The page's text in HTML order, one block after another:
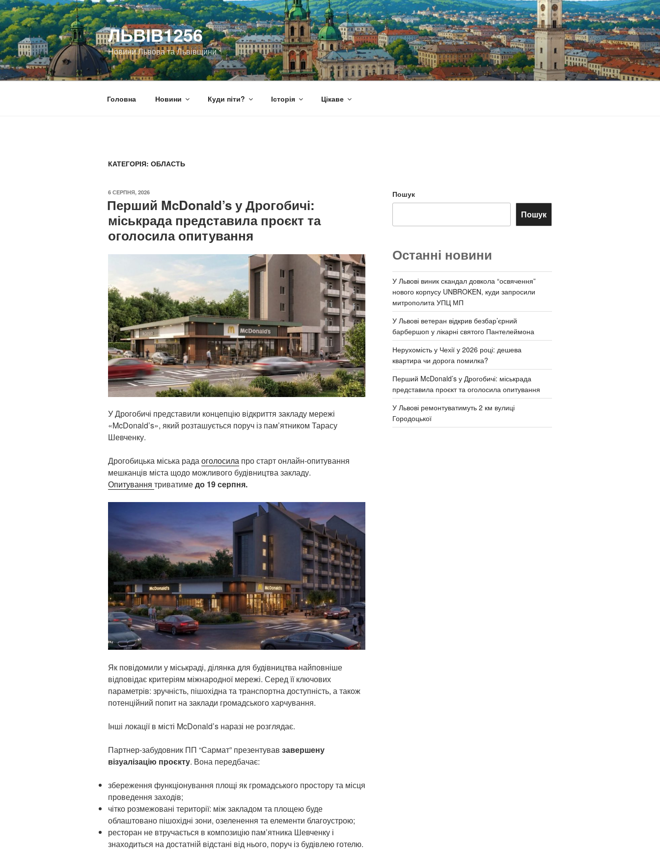
Перейти
до
вмісту
ЛЬВІВ1256
Новини Львова та Львівщини
Головна Новини Куди піти? Історія Цікаве
КАТЕГОРІЯ: ОБЛАСТЬ
ОПУБЛІКОВАНО
6 СЕРПНЯ, 2026
Перший McDonald’s у Дрогобичі:
міськрада представила проєкт та
оголосила опитування
У Дрогобичі представили концепцію відкриття закладу мережі
«McDonald’s», який розташується поруч із пам’ятником Тарасу
Шевченку.
Дрогобицька міська радаоголосила про старт онлайн-опитування
мешканців міста щодо можливого будівництва закладу.
Опитування триватимедо 19 серпня.
Як повідомили у міськраді, ділянка для будівництва найповніше
відповідає критеріям міжнародної мережі. Серед її ключових
параметрів: зручність, пішохідна та транспортна доступність, а також
потенційний попит на заклади громадського харчування.
Інші локації в місті McDonald’s наразі не розглядає.
Партнер-забудовник ПП “Сармат” презентував завершену
візуалізацію проєкту. Вона передбачає:
збереження функціонування площі як громадського простору та місця
проведення заходів;
чітко розмежовані території: між закладом та площею буде
облаштовано пішохідні зони, озеленення та елементи благоустрою;
ресторан не втручається в композицію пам’ятника Шевченку і
знаходиться на достатній відстані від нього, поруч із будівлею готелю.
Пошук
Пошук
Останні новини
У Львові виник скандал довкола “освячення”
нового корпусу UNBROKEN, куди запросили
митрополита УПЦ МП
У Львові ветеран відкрив безбар’єрний
барбершоп у лікарні святого Пантелеймона
Нерухомість у Чехії у 2026 році: дешева
квартира чи дорога помилка?
Перший McDonald’s у Дрогобичі: міськрада
представила проєкт та оголосила опитування
У Львові ремонтуватимуть 2 км вулиці
Городоцької